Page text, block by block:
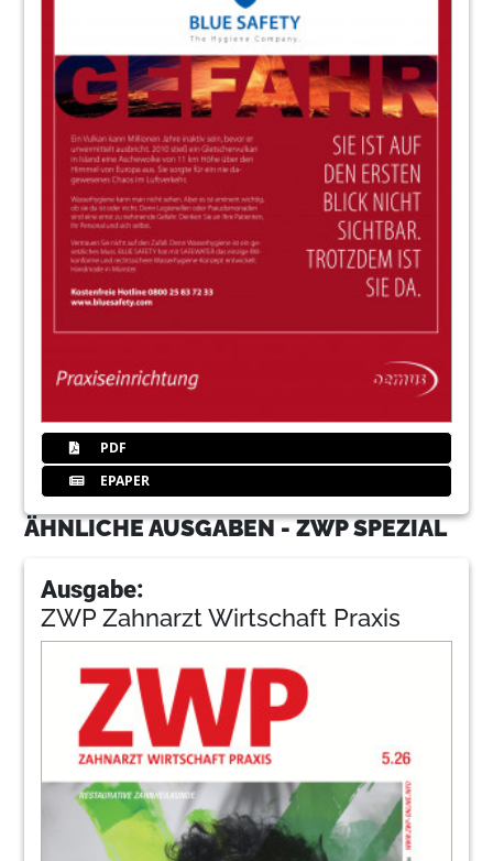
PDF
EPAPER
ÄHNLICHE AUSGABEN - ZWP SPEZIAL
Ausgabe:
ZWP Zahnarzt Wirtschaft Praxis